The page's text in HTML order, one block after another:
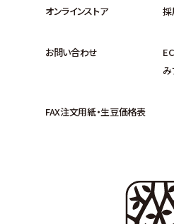
オンラインストア 採
お問い合わせ
み
FAX注文用紙・生豆価格表